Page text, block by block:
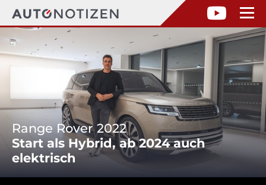
Range Rover 2022
Start als Hybrid, ab 2024 auch
elektrisch